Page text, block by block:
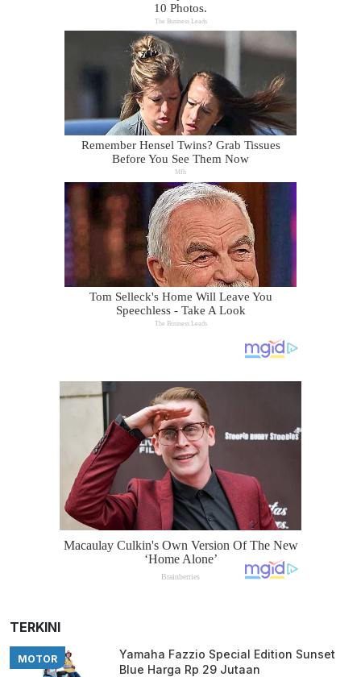
TERKINI
MOTOR
Yamaha Fazzio Special Edition Sunset
Blue Harga Rp 29 Jutaan